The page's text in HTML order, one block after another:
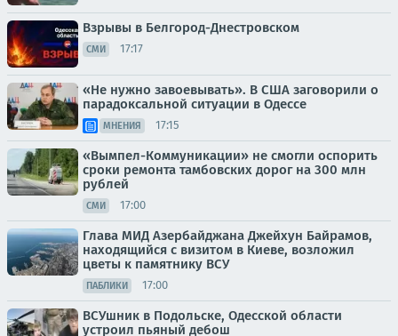
Взрывы в Белгород-Днестровском
СМИ 17:17
«Не нужно завоевывать». В США заговорили о
парадоксальной ситуации в Одессе
МНЕНИЯ 17:15
«Вымпел-Коммуникации» не смогли оспорить
сроки ремонта тамбовских дорог на 300 млн
рублей
СМИ 17:00
Глава МИД Азербайджана Джейхун Байрамов,
находящийся с визитом в Киеве, возложил
цветы к памятнику ВСУ
ПАБЛИКИ 17:00
ВСУшник в Подольске, Одесской области
устроил пьяный дебош